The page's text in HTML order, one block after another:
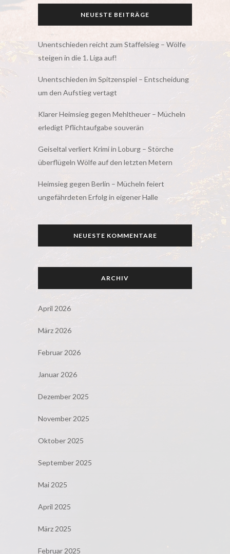
NEUESTE BEITRÄGE
Unentschieden reicht zum Staffelsieg – Wölfe
steigen in die 1. Liga auf!
Unentschieden im Spitzenspiel – Entscheidung
um den Aufstieg vertagt
Klarer Heimsieg gegen Mehltheuer – Mücheln
erledigt Pflichtaufgabe souverän
Geiseltal verliert Krimi in Loburg – Störche
überflügeln Wölfe auf den letzten Metern
Heimsieg gegen Berlin – Mücheln feiert
ungefährdeten Erfolg in eigener Halle
NEUESTE KOMMENTARE
ARCHIV
April 2026
März 2026
Februar 2026
Januar 2026
Dezember 2025
November 2025
Oktober 2025
September 2025
Mai 2025
April 2025
März 2025
Februar 2025